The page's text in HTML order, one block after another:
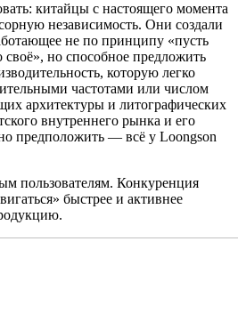
китайцы с настоящего момента
независимость. Они создали
не по принципу «пусть
своё», но способное предложить
которую легко
частотами или числом
архитектуры и литографических
внутреннего рынка и его
предположить — всё у Loongson
пользователям. Конкуренция
быстрее и активнее